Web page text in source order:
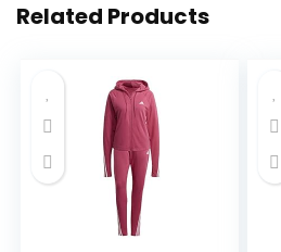
Related Products